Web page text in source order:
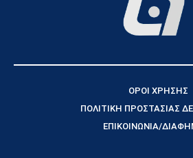
ΟΡΟΙ ΧΡΗΣΗΣ
ΠΟΛΙΤΙΚΗ ΠΡΟΣΤΑΣΙΑΣ
ΕΠΙΚΟΙΝΩΝΙΑ/